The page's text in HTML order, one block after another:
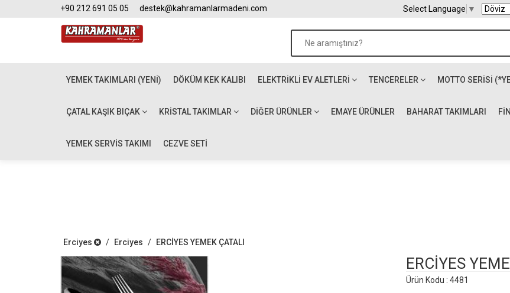
+90 212 691 05 05 destek@kahramanlarmadeni.com Select Language ▼
YEMEK TAKIMLARI (YENİ) DÖKÜM KEK KALIBI ELEKTRIKLI EV ALETLERI TENCERELER MOTTO SERİSİ
ÇATAL KAŞIK BIÇAK KRISTAL TAKIMLAR DIĞER ÜRÜNLER EMAYE ÜRÜNLER BAHARAT TAKIMLARI
YEMEK SERVİS TAKIMI CEZVE SETİ
Erciyes / Erciyes / ERCİYES YEMEK ÇATALI
ERCİYES
Ürün Kodu : 4481